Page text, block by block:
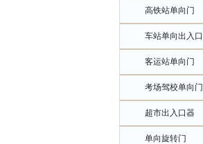
高铁站单向门
车站单向出入口
客运站单向门
考场驾校单向门
超市出入口器
单向旋转门